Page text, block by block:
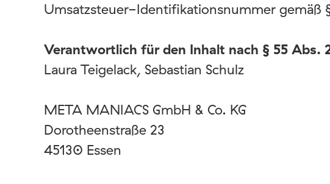
Umsatzsteuer-Identifikationsnummer gemäß
Verantwortlich für den Inhalt nach § 55 Abs.
Laura Teigelack, Sebastian Schulz
META MANIACS GmbH & Co. KG
Dorotheenstraße 23
45130 Essen